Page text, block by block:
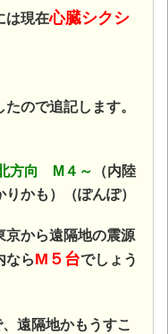
は現在心臓シクシ
ので追記します。
方向 M４～
（内陸
かも）（ぽんぽ）
京から遠隔地の震源
ならM５台でしょう
遠隔地かもうすこ